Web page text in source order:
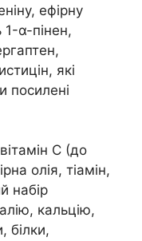
ефірну
1-α-пінен,
які
посилені
C (до
олія, тіамін,
набір
кальцію,
білки,